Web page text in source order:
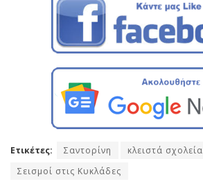
Ετικέτες: Σαντορίνη κλειστά σχολεία
Σεισμοί στις Κυκλάδες